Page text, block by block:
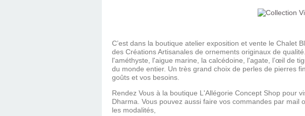
C’est dans la boutique atelier exposition et vente le Chalet
des Créations Artisanales de ornements originaux de
l'améthyste, l'aigue marine, la calcédoine, l'agate, l’œil de
du monde entier. Un très grand choix de perles de pierres
goûts et vos besoins.
Rendez Vous à la boutique L'Allégorie Concept Shop pour
Dharma. Vous pouvez aussi faire vos commandes par mail
les modalités,